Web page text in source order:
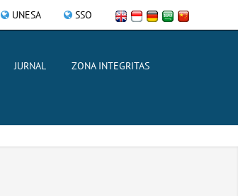
UNESA SSO
JURNAL ZONA INTEGRITAS